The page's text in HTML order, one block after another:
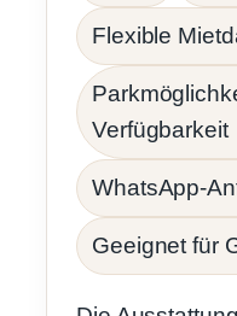
Flexible
Verfügbarkeit
WhatsApp-
Geeignet für